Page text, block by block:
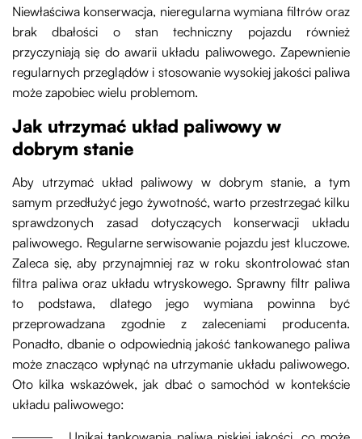
Niewłaściwa konserwacja, nieregularna wymiana filtrów oraz
brak dbałości o stan techniczny pojazdu również
przyczyniają się do awarii układu paliwowego. Zapewnienie
regularnych przeglądów i stosowanie wysokiej jakości paliwa
może zapobiec wielu problemom.
Jak utrzymać układ paliwowy w
dobrym stanie
Aby utrzymać układ paliwowy w dobrym stanie, a tym
samym przedłużyć jego żywotność, warto przestrzegać kilku
sprawdzonych zasad dotyczących konserwacji układu
paliwowego. Regularne serwisowanie pojazdu jest kluczowe.
Zaleca się, aby przynajmniej raz w roku skontrolować stan
filtra paliwa oraz układu wtryskowego. Sprawny filtr paliwa
to podstawa, dlatego jego wymiana powinna być
przeprowadzana zgodnie z zaleceniami producenta.
Ponadto, dbanie o odpowiednią jakość tankowanego paliwa
może znacząco wpłynąć na utrzymanie układu paliwowego.
Oto kilka wskazówek, jak dbać o samochód w kontekście
układu paliwowego: